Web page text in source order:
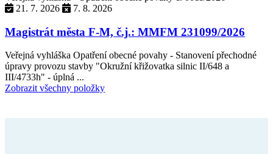
21. 7. 2026
7. 8. 2026
Magistrát města F-M, č.j.: MMFM 231099/2026
Veřejná vyhláška Opatření obecné povahy - Stanovení přechodné
úpravy provozu stavby "Okružní křižovatka silnic II/648 a
III/4733h" - úplná ...
Zobrazit všechny položky